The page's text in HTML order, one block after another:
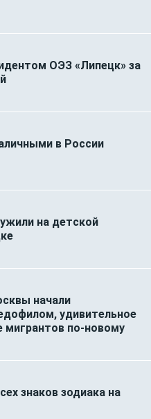
ОЭЗ «Липецк» за
в России
на детской
начали
удивительное
мигрантов по-новому
знаков зодиака на